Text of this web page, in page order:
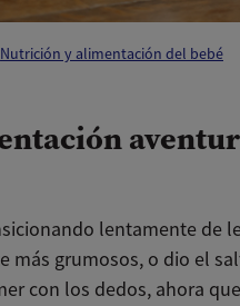
Nutrición y alimentación del bebé
lentamente de
más grumosos, o dio el
con los dedos, ahora